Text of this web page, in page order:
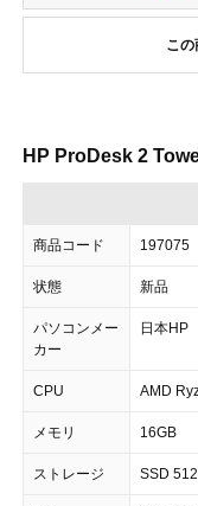
こ
HP ProDesk 2
商品コード 197075
状態 新品
パソコンメー
カー
日本HP
CPU AMD
メモリ 16GB
ストレージ SSD